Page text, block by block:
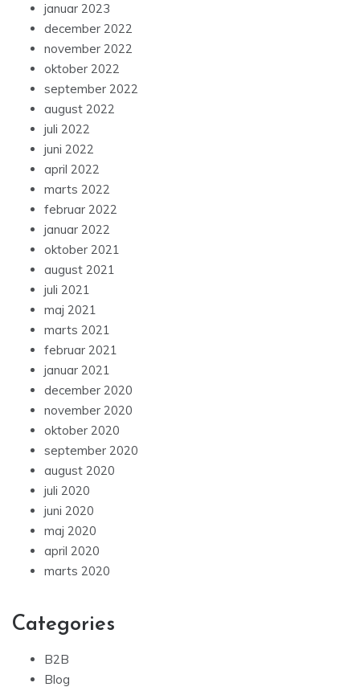
januar 2023
december 2022
november 2022
oktober 2022
september 2022
august 2022
juli 2022
juni 2022
april 2022
marts 2022
februar 2022
januar 2022
oktober 2021
august 2021
juli 2021
maj 2021
marts 2021
februar 2021
januar 2021
december 2020
november 2020
oktober 2020
september 2020
august 2020
juli 2020
juni 2020
maj 2020
april 2020
marts 2020
Categories
B2B
Blog